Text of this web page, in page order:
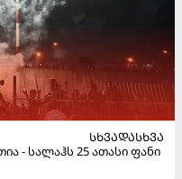
ᲡᲮᲕᲐᲓᲐᲡᲮᲕᲐ
- სალაჰს 25 ათასი ფანი